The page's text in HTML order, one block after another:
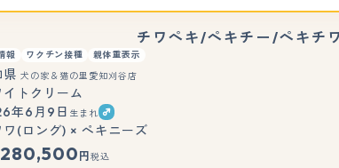
チワペキ/ペキチー/ペキチ
報 ワクチン接種
親体重表示
県 犬の家＆猫の里愛知刈谷店
イトクリーム
年6月9日 生まれ
ワ(ロング) × ペキニーズ
280,500 円 税込